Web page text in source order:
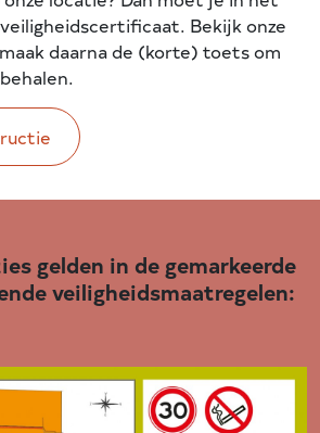
Bekijk onze
daarna de (korte) toets om
gelden in de gemarkeerde
veiligheidsmaatregelen: